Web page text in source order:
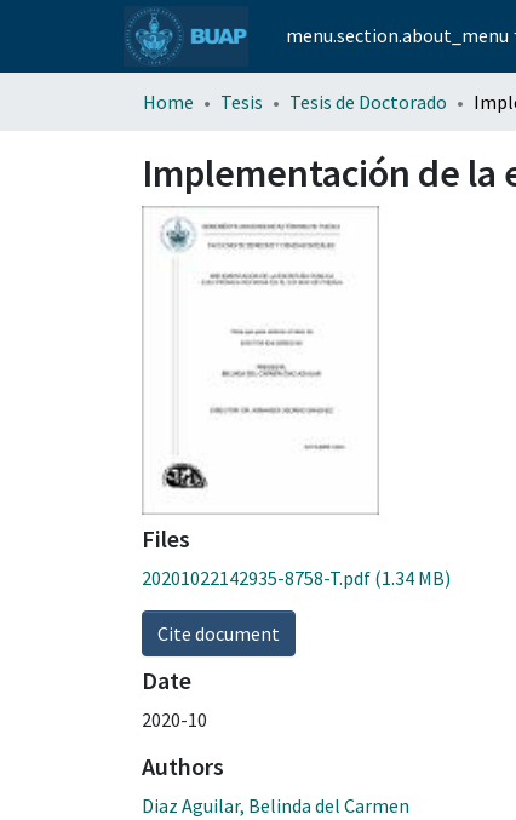
menu.section.about_menu
Home Tesis Tesis de Doctorado
Implementación de la
Files
20201022142935-8758-T.pdf (1.34 MB)
Cite document
Date
2020-10
Authors
Diaz Aguilar, Belinda del Carmen